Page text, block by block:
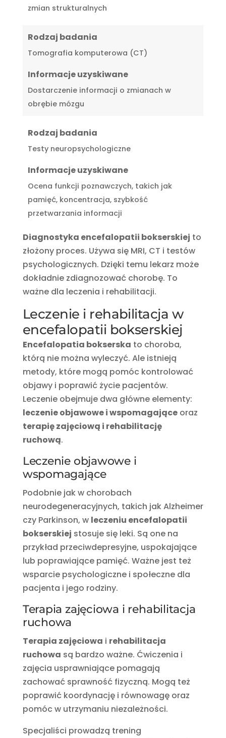
zmian strukturalnych
Rodzaj badania
Tomografia komputerowa (CT)
Informacje uzyskiwane
Dostarczenie informacji o zmianach w
obrębie mózgu
Rodzaj badania
Testy neuropsychologiczne
Informacje uzyskiwane
Ocena funkcji poznawczych, takich jak
pamięć, koncentracja, szybkość
przetwarzania informacji
Diagnostyka encefalopatii bokserskiej to
złożony proces. Używa się MRI, CT i testów
psychologicznych. Dzięki temu lekarz może
dokładnie zdiagnozować chorobę. To
ważne dla leczenia i rehabilitacji.
Leczenie i rehabilitacja w
encefalopatii bokserskiej
Encefalopatia bokserska to choroba,
którą nie można wyleczyć. Ale istnieją
metody, które mogą pomóc kontrolować
objawy i poprawić życie pacjentów.
Leczenie obejmuje dwa główne elementy:
leczenie objawowe i wspomagająceoraz
terapię zajęciową i rehabilitację
ruchową.
Leczenie objawowe i
wspomagające
Podobnie jak w chorobach
neurodegeneracyjnych, takich jak Alzheimer
czy Parkinson, w leczeniu encefalopatii
bokserskiej stosuje się leki. Są one na
przykład przeciwdepresyjne, uspokajające
lub poprawiające pamięć. Ważne jest też
wsparcie psychologiczne i społeczne dla
pacjenta i jego rodziny.
Terapia zajęciowa i rehabilitacja
ruchowa
Terapia zajęciowa i rehabilitacja
ruchowa są bardzo ważne. Ćwiczenia i
zajęcia usprawniające pomagają
zachować sprawność fizyczną. Mogą też
poprawić koordynację i równowagę oraz
pomóc w utrzymaniu niezależności.
Specjaliści prowadzą trening